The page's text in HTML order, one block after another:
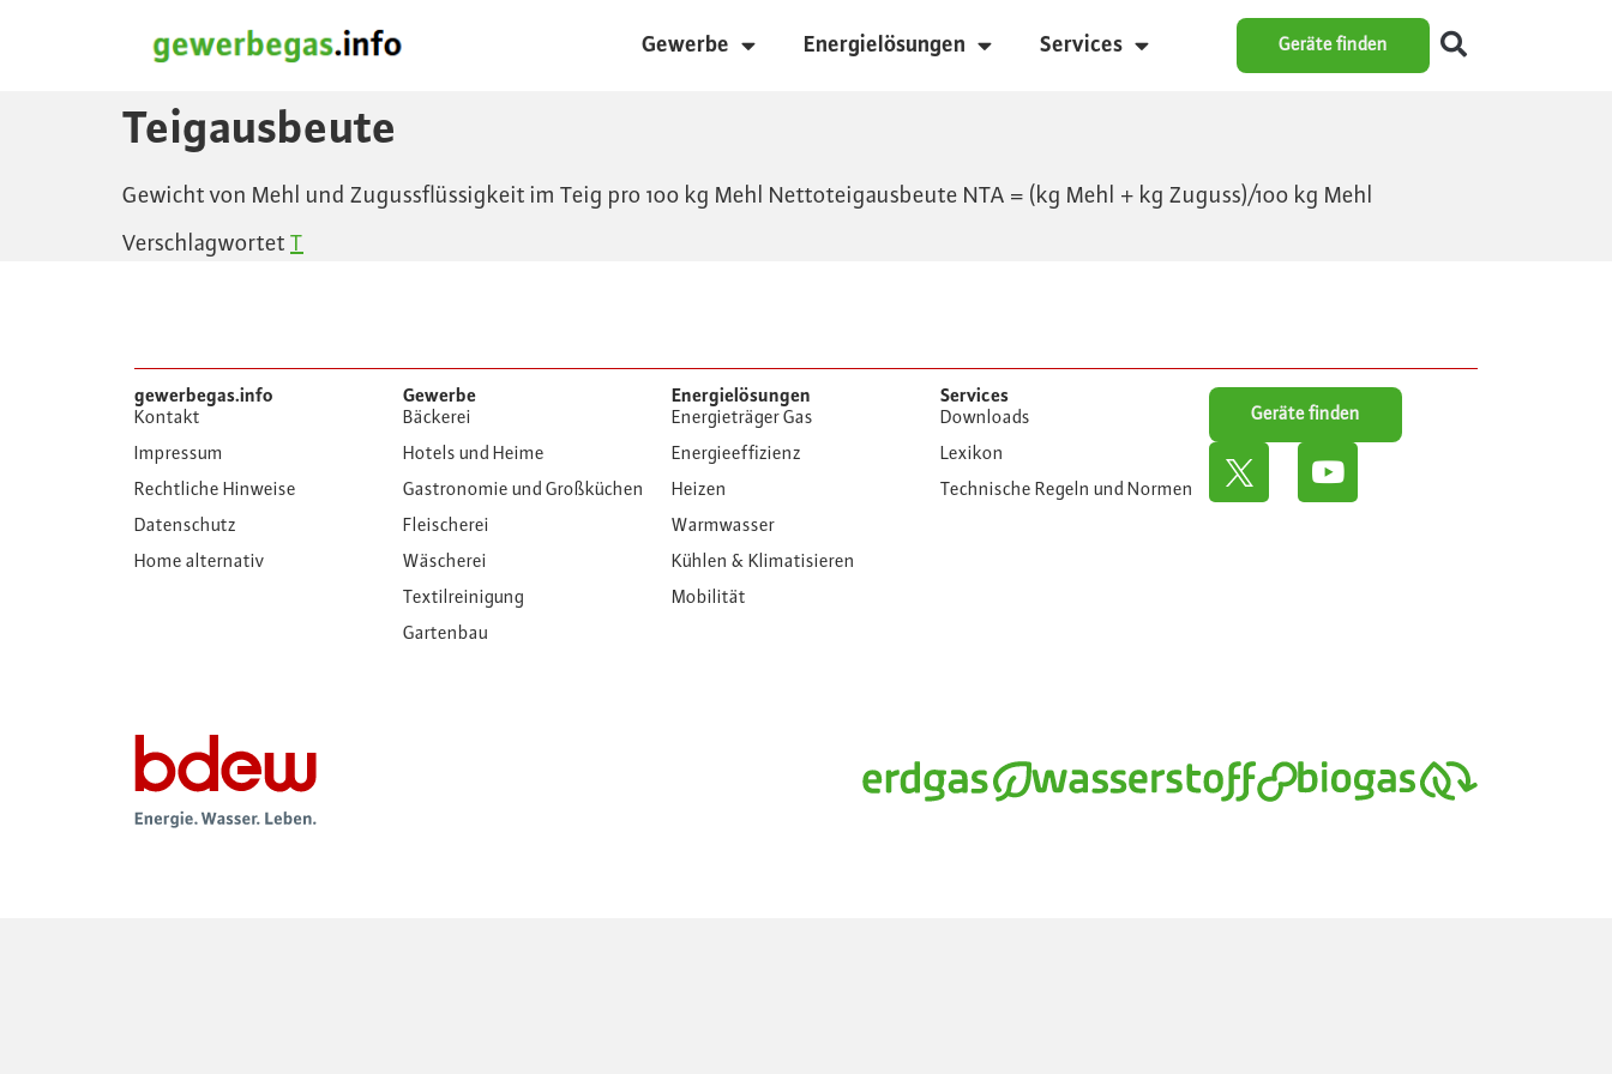
Gewerbe Energielösungen Services Geräte finden
Teigausbeute
Gewicht von Mehl und Zugussflüssigkeit im Teig pro 100 kg Mehl Nettoteigausbeute NTA = (kg Mehl + kg Zuguss)/100 kg Mehl
Verschlagwortet T
gewerbegas.info
Kontakt
Impressum
Rechtliche Hinweise
Datenschutz
Home alternativ
Gewerbe
Bäckerei
Hotels und Heime
Gastronomie und Großküchen
Fleischerei
Wäscherei
Textilreinigung
Gartenbau
Energielösungen
Energieträger Gas
Energieeffizienz
Heizen
Warmwasser
Kühlen & Klimatisieren
Mobilität
Services
Downloads
Lexikon
Technische Regeln und Normen
Geräte finden